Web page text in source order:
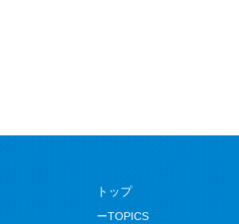
トップ
TOPICS